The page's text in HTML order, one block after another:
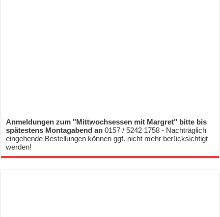
Anmeldungen zum "Mittwochsessen mit Margret" bitte bis
spätestens Montagabend an0157 / 5242 1758 - Nachträglich
eingehende Bestellungen können ggf. nicht mehr berücksichtigt
werden!